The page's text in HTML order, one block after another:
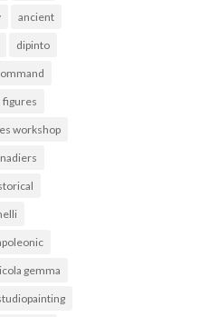
ancient
dipinto
figures
workshop
gemma